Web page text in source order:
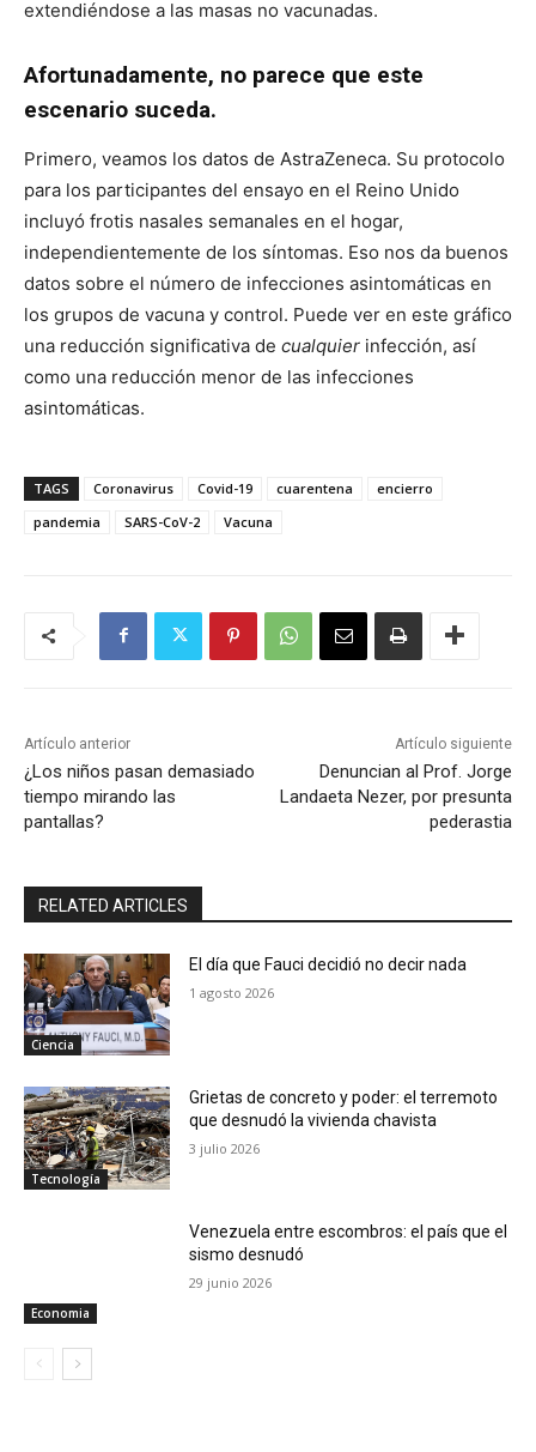
extendiéndose a las masas no vacunadas.
Afortunadamente, no parece que este
escenario suceda.
Primero, veamos los datos de AstraZeneca. Su protocolo
para los participantes del ensayo en el Reino Unido
incluyó frotis nasales semanales en el hogar,
independientemente de los síntomas. Eso nos da buenos
datos sobre el número de infecciones asintomáticas en
los grupos de vacuna y control. Puede ver en este gráfico
una reducción significativa de cualquier infección, así
como una reducción menor de las infecciones
asintomáticas.
TAGS Coronavirus Covid-19 cuarentena
encierro
pandemia
SARS-CoV-2 Vacuna
Artículo anterior
¿Los niños pasan demasiado
tiempo mirando las
pantallas?
Artículo siguiente
Denuncian al Prof. Jorge
Landaeta Nezer, por presunta
pederastia
RELATED ARTICLES
Ciencia
El día que Fauci decidió no decir nada
1 agosto 2026
Tecnología
Grietas de concreto y poder: el terremoto
que desnudó la vivienda chavista
3 julio 2026
Economia
Venezuela entre escombros: el país que el
sismo desnudó
29 junio 2026